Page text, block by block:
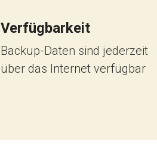
Verfügbarkeit
Backup-Daten sind jederzeit
über das Internet verfügbar